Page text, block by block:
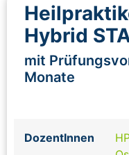
Hybrid
mit
Monate
DozentInnen